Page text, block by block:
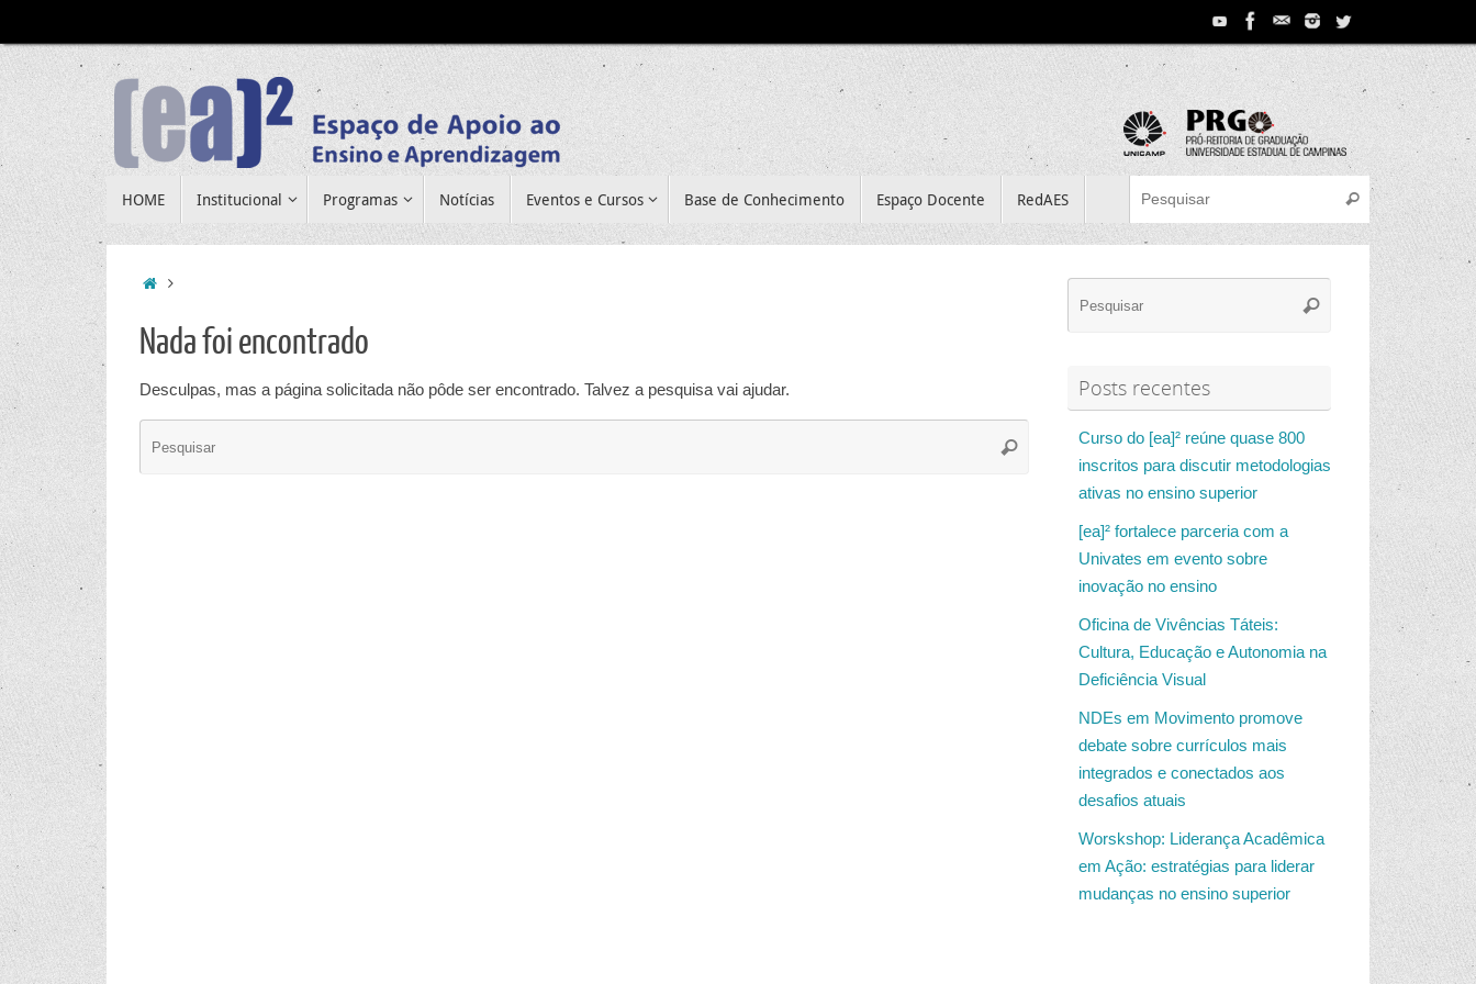
para
conteúdo
para
conteúdo
HOME Institucional Programas Notícias Eventos e Cursos Base de Conhecimento Espaço Docente RedAES
Search for:
Pesquisar
Home
Nada foi encontrado
Desculpas, mas a página solicitada não pôde ser encontrado. Talvez a pesquisa vai ajudar.
Search
Pesquisar
Pesquisar
Posts recentes
Curso do [ea]² reúne quase 800
inscritos para discutir metodologias
ativas no ensino superior
[ea]² fortalece parceria com a
Univates em evento sobre
inovação no ensino
Oficina de Vivências Táteis:
Cultura, Educação e Autonomia na
Deficiência Visual
NDEs em Movimento promove
debate sobre currículos mais
integrados e conectados aos
desafios atuais
Worskshop: Liderança Acadêmica
em Ação: estratégias para liderar
mudanças no ensino superior